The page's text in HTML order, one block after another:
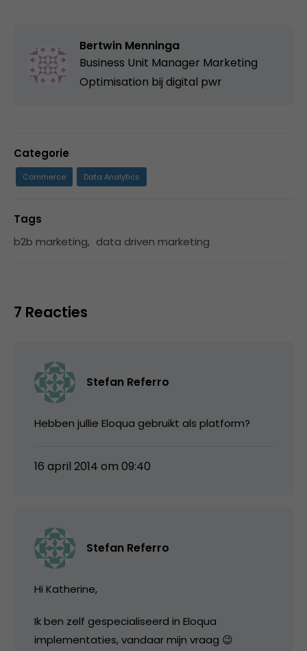
Bertwin Menninga
Business Unit Manager Marketing
Optimisation bij digital pwr
Categorie
Commerce Data Analytics
Tags
b2b marketing, data driven marketing
7 Reacties
Stefan Referro
Hebben jullie Eloqua gebruikt als platform?
16 april 2014 om 09:40
Stefan Referro
Hi Katherine,
Ik ben zelf gespecialiseerd in Eloqua
implementaties, vandaar mijn vraag 😉